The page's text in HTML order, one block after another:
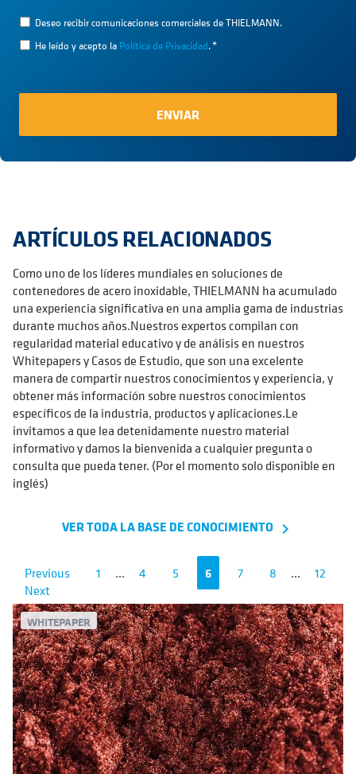
Deseo recibir comunicaciones comerciales de THIELMANN.
He leído y acepto la Política de Privacidad.*
ARTÍCULOS RELACIONADOS
Como uno de los líderes mundiales en soluciones de
contenedores de acero inoxidable, THIELMANN ha acumulado
una experiencia significativa en una amplia gama de industrias
durante muchos años.Nuestros expertos compilan con
regularidad material educativo y de análisis en nuestros
Whitepapers y Casos de Estudio, que son una excelente
manera de compartir nuestros conocimientos y experiencia, y
obtener más información sobre nuestros conocimientos
específicos de la industria, productos y aplicaciones.Le
invitamos a que lea detenidamente nuestro material
informativo y damos la bienvenida a cualquier pregunta o
consulta que pueda tener. (Por el momento solo disponible en
inglés)
VER TODA LA BASE DE CONOCIMIENTO navigate_next
Previous 1 ... 4 5 6 7 8 ...
12
Next
WHITEPAPER